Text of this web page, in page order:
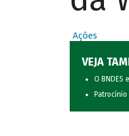
Ações
VEJA
O BNDES